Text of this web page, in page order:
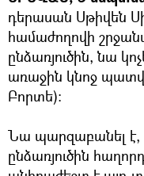
դերասան Սթիվեն
համաժողովի
ընձառյուծին, նա
առաջին կնոջ
Բորտե)։
Նա պարզաբանել է,
ընձառյուծին